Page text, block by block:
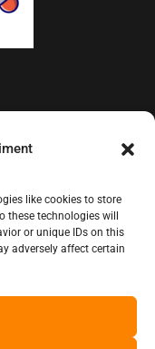
like cookies to store
technologies will
or unique IDs on this
adversely affect certain
un projecte